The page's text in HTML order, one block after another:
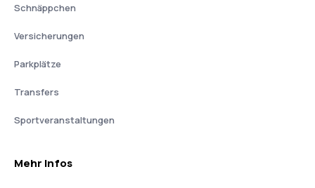
Schnäppchen
Versicherungen
Parkplätze
Transfers
Sportveranstaltungen
Mehr Infos